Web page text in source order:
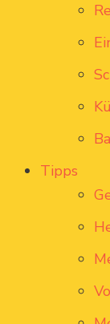
Tipps